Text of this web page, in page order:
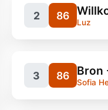
2 86
Luz
3 86 Bron
Sofia